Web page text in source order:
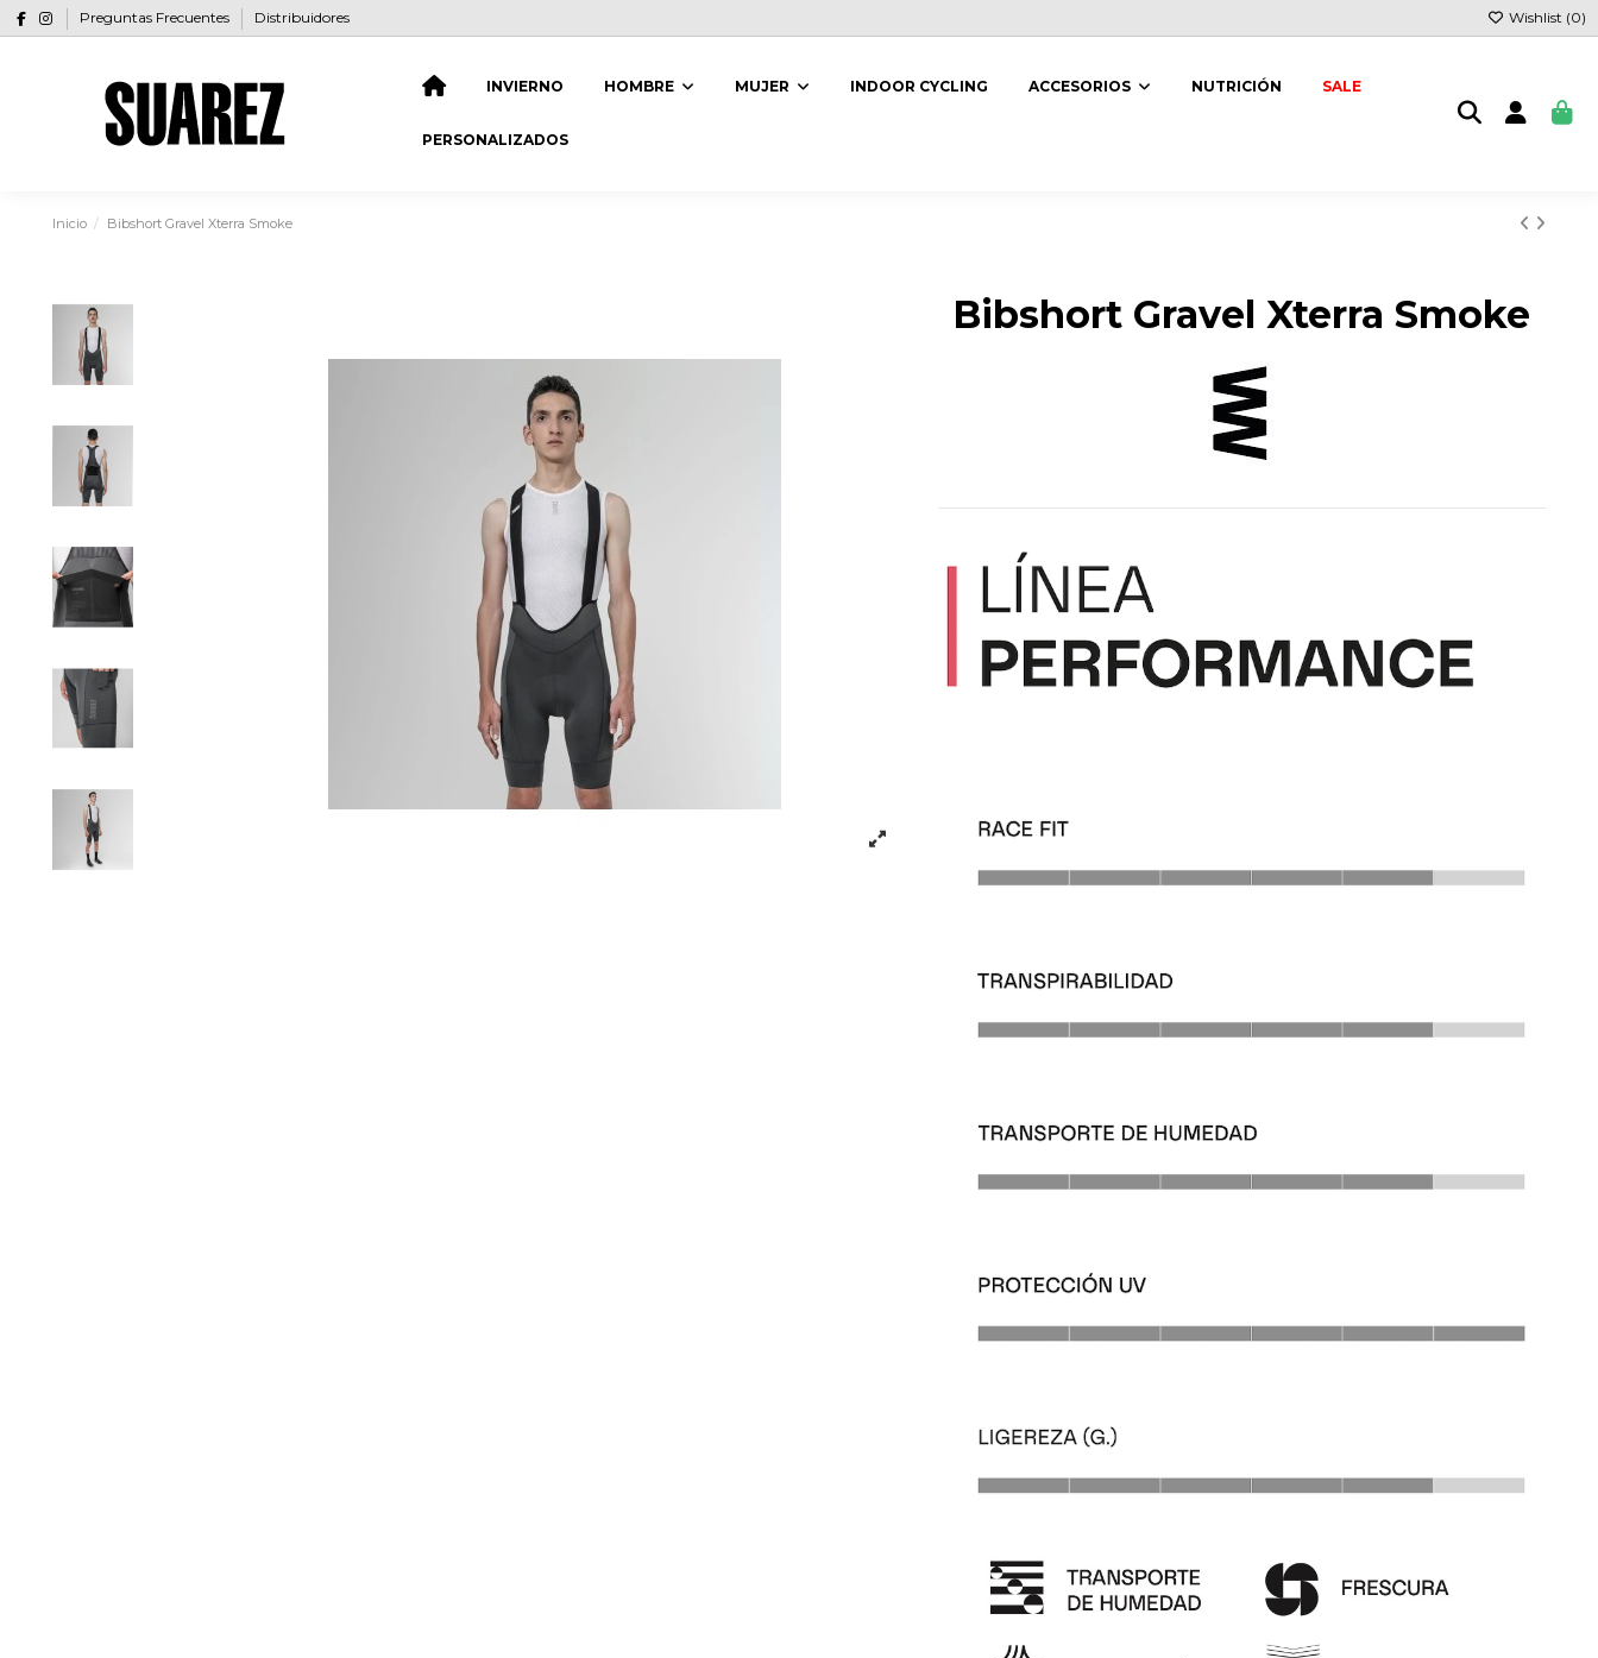
Preguntas Frecuentes Distribuidores Wishlist (0)
INVIERNO HOMBRE MUJER INDOOR CYCLING ACCESORIOS NUTRICIÓN SALE
PERSONALIZADOS
Inicio Bibshort Gravel Xterra Smoke
Bibshort Gravel Xterra Smoke